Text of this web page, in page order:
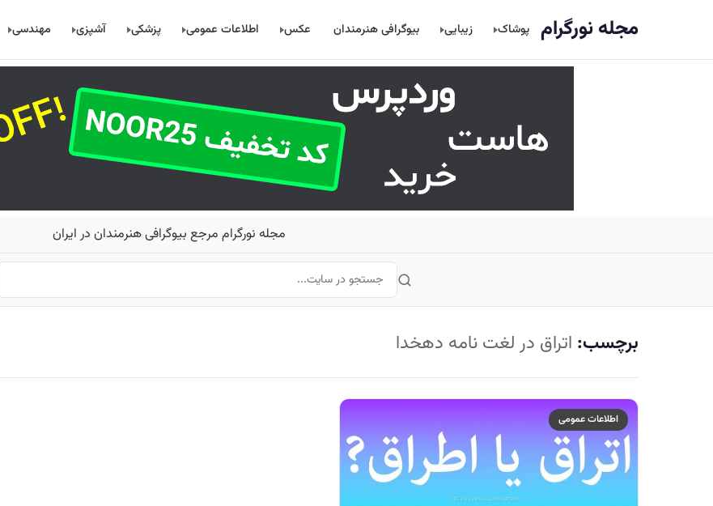
مجله نورگرام پوشاک زیبایی بیوگرافی هنرمندان عکس اطلاعات عمومی پزشکی آشپزی مهندسی
مجله نورگرام مرجع بیوگرافی هنرمندان در ایران
برچسب: اتراق در لغت نامه دهخدا
اطلاعات عمومی